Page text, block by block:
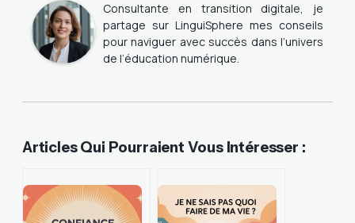
Consultante en transition digitale, je
partage sur LinguiSphere mes conseils
pour naviguer avec succès dans l’univers
de l’éducation numérique.
Articles Qui Pourraient Vous Intéresser :